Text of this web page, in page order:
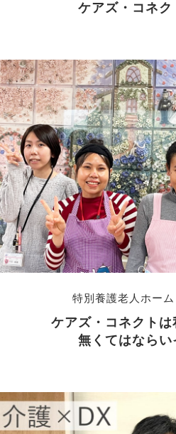
ケアズ・コネク
特別養護老人ホー
ケアズ・コネクトは
無くてはならい